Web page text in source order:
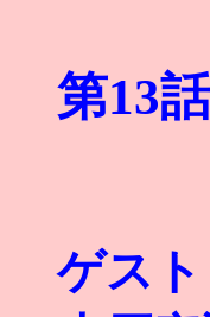
第13
ゲス